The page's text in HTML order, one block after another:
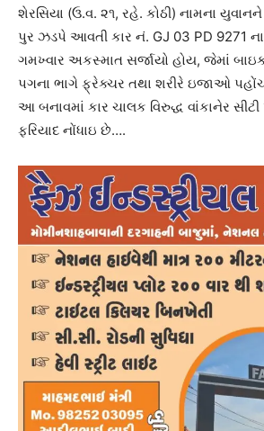
શેરસિયા (ઉ.વ. ૨૧, રહે. કોઠી) નામના
પુર ઝડપે આવતી કાર નં. GJ 03 PD 9271
ગમખ્વાર અકસ્માત સર્જાયો હોય, જેમાં
પગના ભાગે ફ્રેક્ચર તથા શરીરે ઇજાઓ
આ બનાવમાં કાર ચાલક વિરુદ્ધ વાંકાનેર
ફરિયાદ નોંધાઇ છે….